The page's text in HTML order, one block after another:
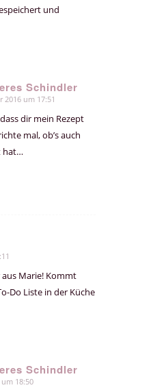
und
Schindler
2016 um 17:51
dir mein Rezept
mal, ob’s auch
hat…
Marie! Kommt
Do Liste in der Küche
Schindler
18:50